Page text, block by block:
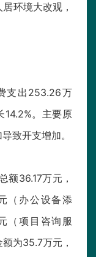
环境大改观，
支出253.26万
14.2%。主要原
致开支增加。
额36.17万元，
（办公设备添
（项目咨询服
为35.7万元，